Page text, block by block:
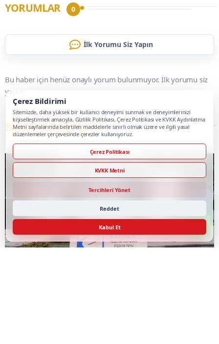
YORUMLAR 0
İlk Yorumu Siz Yapın
Bu haber için henüz onaylı yorum bulunmuyor. İlk yorumu siz
yapın.
BENZER HABERLER
Çerez Bildirimi
Sitemizde, daha yüksek bir kullanıcı deneyimi sunmak ve deneyimlerinizi
kişiselleştirmek amacıyla, Gizlilik Politikası, Çerez Politikası ve KVKK Aydınlatma
Metni sayfalarında belirtilen maddelerle sınırlı olmak üzere ve ilgili yasal
düzenlemeler çerçevesinde çerezler kullanıyoruz.
Çerez Politikası
KVKK Metni
Tercihleri Yönet
Reddet
Kabul Et